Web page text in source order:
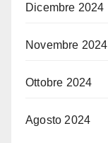
Dicembre 2024
Novembre 2024
Ottobre 2024
Agosto 2024